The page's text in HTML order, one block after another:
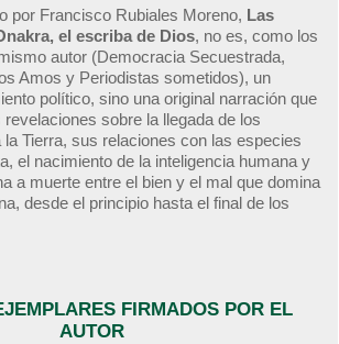
por Francisco Rubiales Moreno, Las
el escriba de Dios, no es, como los
autor (Democracia Secuestrada,
Amos y Periodistas sometidos), un
político, sino una original narración que
sobre la llegada de los
Tierra, sus relaciones con las especies
el nacimiento de la inteligencia humana y
a muerte entre el bien y el mal que domina
desde el principio hasta el final de los
FIRMADOS POR EL
AUTOR